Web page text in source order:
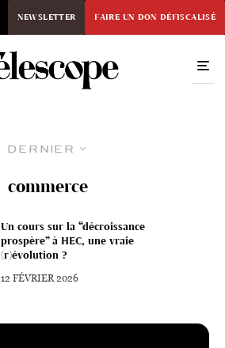
NEWSLETTER FAIRE UN DON DÉFISCALISÉ
Dernier
commerce
Un cours sur la “décroissance
prospère” à HEC, une vraie
(r)évolution ?
12 FÉVRIER 2026